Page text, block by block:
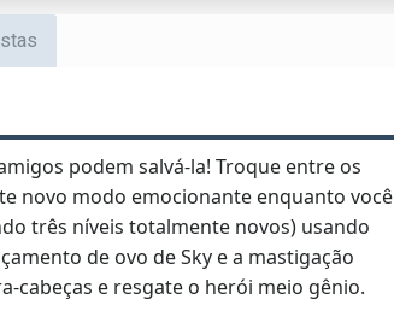
podem salvá-la! Troque entre os
novo modo emocionante enquanto você
três níveis totalmente novos) usando
de ovo de Sky e a mastigação
cabeças e resgate o herói meio gênio.